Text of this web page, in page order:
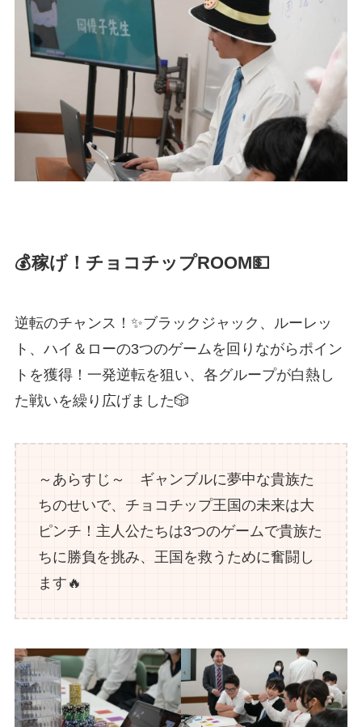
💰稼げ！チョコチップROOM💵
逆転のチャンス！✨ブラックジャック、ルーレッ
ト、ハイ＆ローの3つのゲームを回りながらポイン
トを獲得！一発逆転を狙い、各グループが白熱し
た戦いを繰り広げました🎲
～あらすじ～ ギャンブルに夢中な貴族た
ちのせいで、チョコチップ王国の未来は大
ピンチ！主人公たちは3つのゲームで貴族た
ちに勝負を挑み、王国を救うために奮闘し
ます🔥